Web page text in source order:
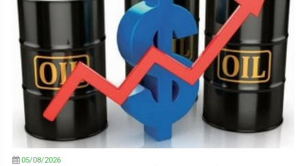
05/08/2026